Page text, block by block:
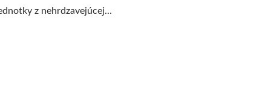
z nehrdzavejúcej...